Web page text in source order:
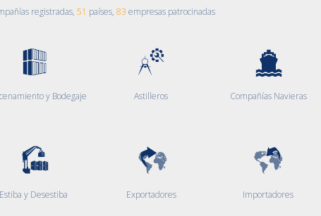
registradas, 51 países, 83 empresas patrocinadas
y Bodegaje Astilleros Compañías Navieras
Estiba y Desestiba Exportadores Importadores